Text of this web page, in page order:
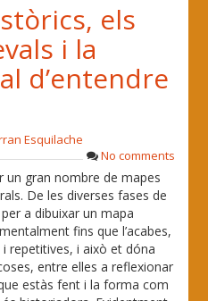
els
i la
d’entendre
Esquilache
No comments
un gran nombre de mapes
De les diverses fases de
a dibuixar un mapa
fins que l’acabes,
repetitives, i això et dóna
entre elles a reflexionar
estàs fent i la forma com